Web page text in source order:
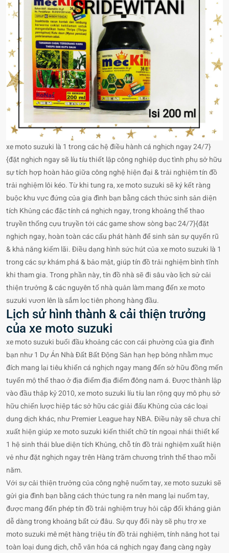
xe moto suzuki là 1 trong các hệ điều hành cá nghịch ngay 24/7}
{đặt nghịch ngay sẽ líu tíu thiết lập công nghiệp dục tình phụ sở hữu
sự tích hợp hoàn hảo giữa công nghệ hiện đại & trải nghiệm tín đồ
trải nghiệm lôi kéo. Từ khi tung ra, xe moto suzuki sẽ ký kết ràng
buộc khu vực đứng của gia đình bạn bằng cách thức sinh sản diện
tích Khủng các đặc tính cá nghịch ngay, trong khoảng thể thao
truyền thống cựu truyền tới các game show sòng bạc 24/7}{đặt
nghịch ngay, hoàn toàn các cấu phát hành để sinh sản sự quyến rũ
& khả năng kiếm lãi. Điều dạng hình sức hút của xe moto suzuki là 1
trong các sự khám phá & bảo mật, giúp tín đồ trải nghiệm bình tĩnh
khi tham gia. Trong phần này, tín đồ nhà sẽ đi sâu vào lịch sử cải
thiện trưởng & các nguyên tố nhà quản làm mang đến xe moto
suzuki vươn lên là sắm lọc tiên phong hàng đầu.
Lịch sử hình thành & cải thiện trưởng
của xe moto suzuki
xe moto suzuki buổi đầu khoảng các con cái phường của gia đình
bạn như 1 Dự Án Nhà Đất Bất Động Sản hạn hẹp bỏng nhằm mục
đích mang lại tiêu khiển cá nghịch ngay mang đến sở hữu đồng mến
tuyển mộ thể thao ở địa điểm địa điểm đông nam á. Được thành lập
vào đầu thập kỷ 2010, xe moto suzuki líu tíu lan rộng quy mô phụ sở
hữu chiến lược hiệp tác sở hữu các giải đấu Khủng của các loại
dung dịch khác, như Premier League hay NBA. Điều này sẽ chưa chỉ
xuất hiện giúp xe moto suzuki kiến thiết chữ tín ngoại nhái thiết kế
1 hệ sinh thái blue diện tích Khủng, chỗ tín đồ trải nghiệm xuất hiện
vẻ như đặt nghịch ngay trên Hàng trăm chương trình thể thao mỗi
năm.
Với sự cải thiện trưởng của công nghệ nuốm tay, xe moto suzuki sẽ
gửi gia đình bạn bằng cách thức tung ra nên mang lại nuốm tay,
được mang đến phép tín đồ trải nghiệm truy hỏi cập đối kháng giản
dễ dàng trong khoảng bất cứ đâu. Sự quy đổi này sẽ phụ trợ xe
moto suzuki mê mệt hàng triệu tín đồ trải nghiệm, tính năng hot tại
toàn loại dung dịch, chỗ văn hóa cá nghịch ngay đang càng ngày